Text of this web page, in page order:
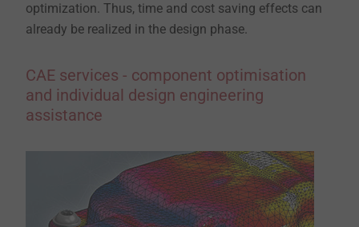
optimization. Thus, time and cost saving effects can
already be realized in the design phase.
CAE services - component optimisation
and individual design engineering
assistance